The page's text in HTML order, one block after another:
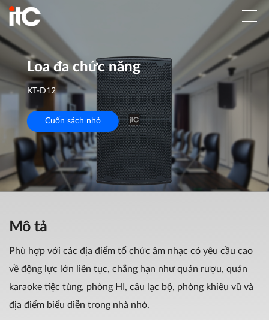
Loa đa chức năng
KT-D12
Cuốn sách nhỏ
Mô tả
Phù hợp với các địa điểm tổ chức âm nhạc có yêu cầu cao
về động lực lớn liên tục, chẳng hạn như quán rượu, quán
karaoke tiệc tùng, phòng HI, câu lạc bộ, phòng khiêu vũ và
địa điểm biểu diễn trong nhà nhỏ.